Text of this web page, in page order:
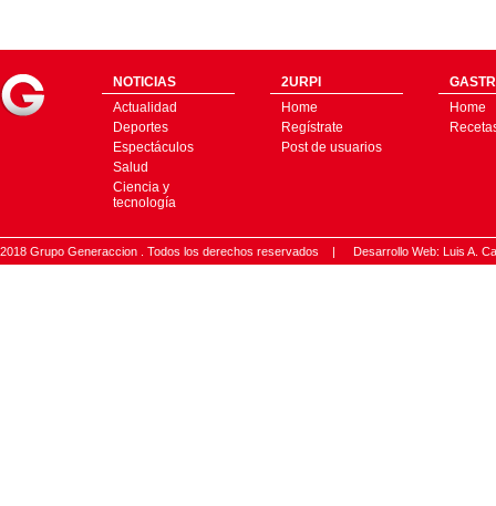
NOTICIAS
Actualidad
Deportes
Espectáculos
Salud
Ciencia y
tecnología
2URPI
Home
Regístrate
Post de usuarios
Home
2018 Grupo Generaccion . Todos los derechos reservados | Desarrollo Web: Luis